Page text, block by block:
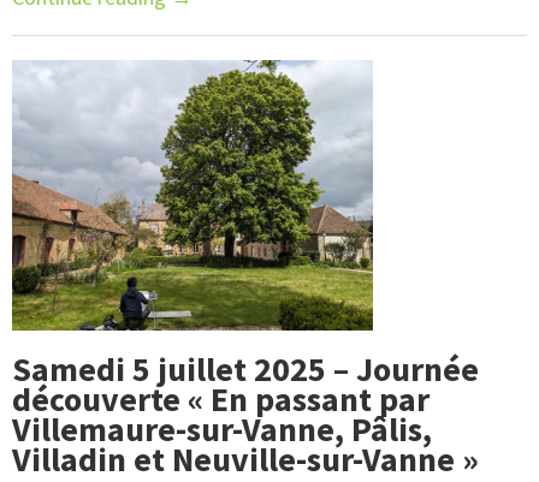
Samedi 5 juillet 2025 – Journée
découverte « En passant par
Villemaure-sur-Vanne, Pâlis,
Villadin et Neuville-sur-Vanne »